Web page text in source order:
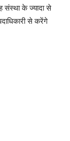
के ज्यादा से
से करेंगे